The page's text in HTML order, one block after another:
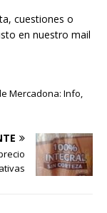
cuestiones o
en nuestro mail
Mercadona: Info,